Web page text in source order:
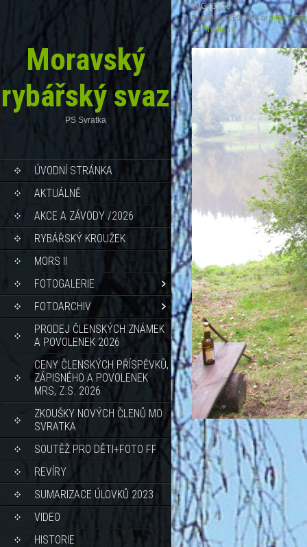
Moravský
rybářský svaz
PS Svratka
ÚVODNÍ STRÁNKA
AKTUÁLNĚ
AKCE A ZÁVODY /2026
RYBÁŘSKÝ KROUŽEK
MORS II
FOTOGALERIE
FOTOARCHIV
PRODEJ ČLENSKÝCH ZNÁMEK
A POVOLENEK 2026
CENY ČLENSKÝCH PŘÍSPĚVKŮ,
ZÁPISNÉHO A POVOLENEK
MRS, Z.S. 2026
ZKOUŠKY NOVÝCH ČLENŮ MO
SVRATKA
SOUTĚŽ PRO DĚTI+FOTO FF
REVÍRY
SUMARIZACE ÚLOVKŮ 2023
VIDEO
HISTORIE
IMG_3558
Published25.9.2014at3456 ×
←Previous